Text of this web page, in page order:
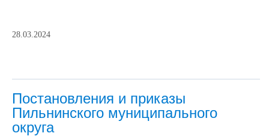
28.03.2024
Постановления и приказы
Пильнинского муниципального
округа